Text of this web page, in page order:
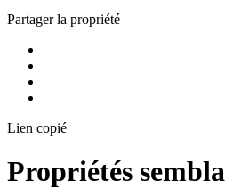
Partager la propriété
Lien copié
Propriétés